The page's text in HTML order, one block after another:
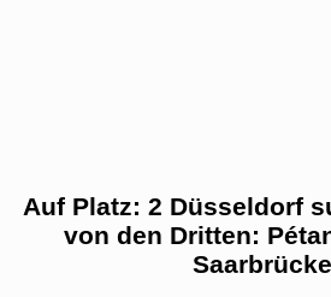
Auf Platz: 2 Düsseldorf
von den Dritten: